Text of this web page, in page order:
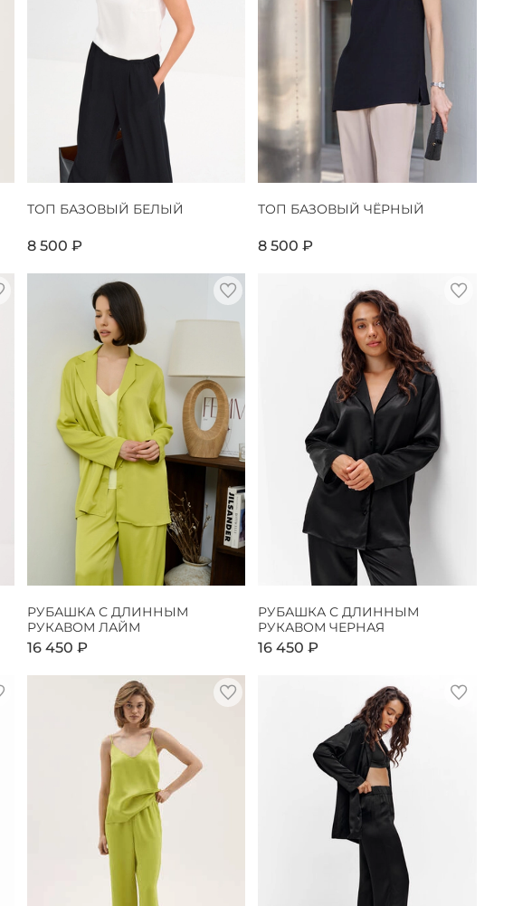
ТОП БАЗОВЫЙ БЕЛЫЙ
8 500 ₽
ТОП БАЗОВЫЙ ЧЁРНЫЙ
8 500 ₽
РУБАШКА С ДЛИННЫМ
РУКАВОМ ЛАЙМ
16 450 ₽
РУБАШКА С ДЛИННЫМ
РУКАВОМ ЧЕРНАЯ
16 450 ₽